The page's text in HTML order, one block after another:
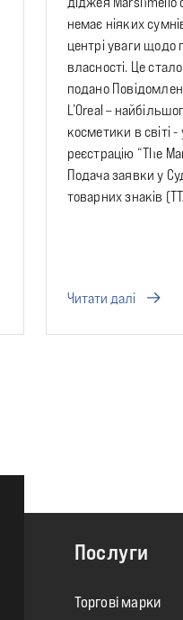
немає ніяких
центрі уваги щодо
власності. Це
подано
L’Oreal –
косметики в світі
реєстрацію “The
Подача заявки у
товарних знаків
Читати далі
Послуги
Торгові марки